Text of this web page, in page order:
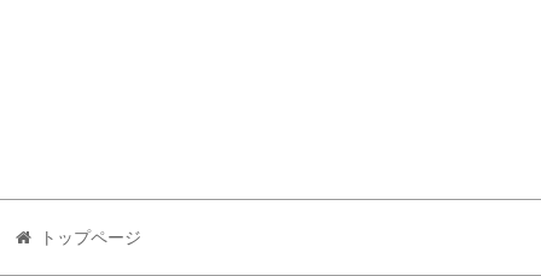
トップページ